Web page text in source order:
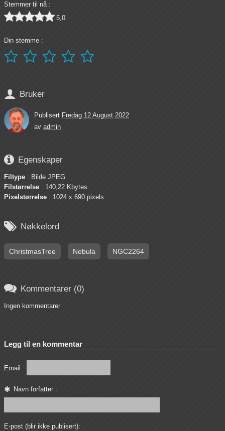
Stemmer til nå :
 5,0
Din stemme :
    
 Bruker
Publisert Fredag 12 August 2022
av admin
 Egenskaper
Filtype : Bilde JPEG
Filstørrelse : 140,22 Kbytes
Pixelstørrelse : 1024 x 690 pixels
 Nøkkelord
ChristmasTree Nebula NGC2264
 Kommentarer (0)
Ingen kommentarer
Legg til en kommentar
Email :
Navn forfatter :
E-post (blir ikke publisert):